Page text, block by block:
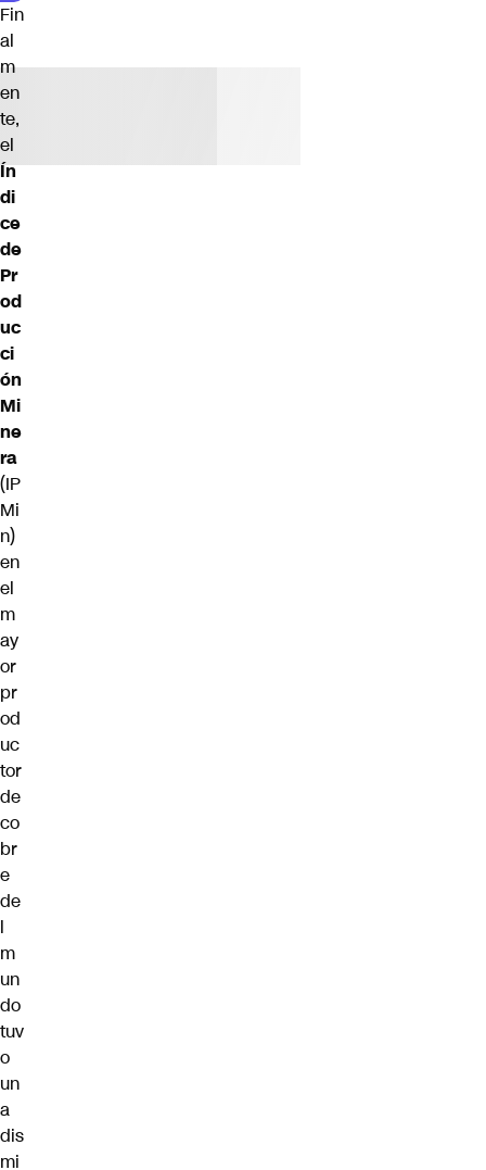
Fin
al
m
en
te,
el
Ín
di
ce
de
Pr
od
uc
ci
ón
Mi
ne
ra
(IP
Mi
n)
en
el
m
ay
or
pr
od
uc
tor
de
co
br
e
de
l
m
un
do
tuv
o
un
a
dis
mi